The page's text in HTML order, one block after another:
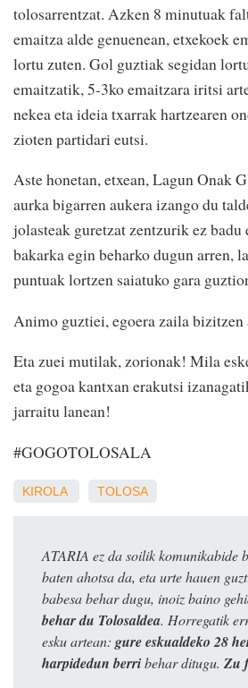
tolosarrentzat. Azken 8 minutuak
emaitza alde genuenean, etxekoek
lortu zuten. Gol guztiak segidan
emaitzatik, 5-3ko emaitzara iritsi
nekea eta ideia txarrak hartzearen
zioten partidari eutsi.
Aste honetan, etxean, Lagun Onak
aurka bigarren aukera izango du
jolasteak guretzat zentzurik ez badu
bakarka egin beharko dugun arren,
puntuak lortzen saiatuko gara
Animo guztiei, egoera zaila bizitzen
Eta zuei mutilak, zorionak! Mila
eta gogoa kantxan erakutsi
jarraitu lanean!
#GOGOTOLOSALA
KIROLA TOLOSA
ATARIA ez da soilik komunikabide
baten ahotsa da, eta urte hauen
babesa behar dugu, inoiz baino
behar du Tolosaldea. Horregatik
esku artean: gure eskualdeko 28
harpidedun berribehar ditugu. Zu